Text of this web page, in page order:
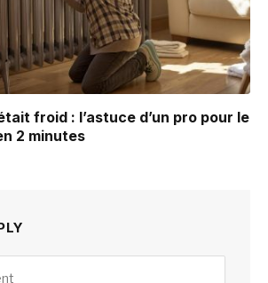
froid : l’astuce d’un pro pour le
2 minutes